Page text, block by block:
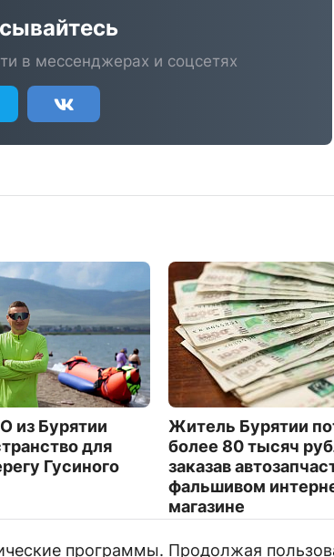
в мессенджерах и соцсетях
из Бурятии
для
Гусиного
Житель Бурятии
более 80 тысяч
заказав
фальшивом
магазине
программы. Продолжая